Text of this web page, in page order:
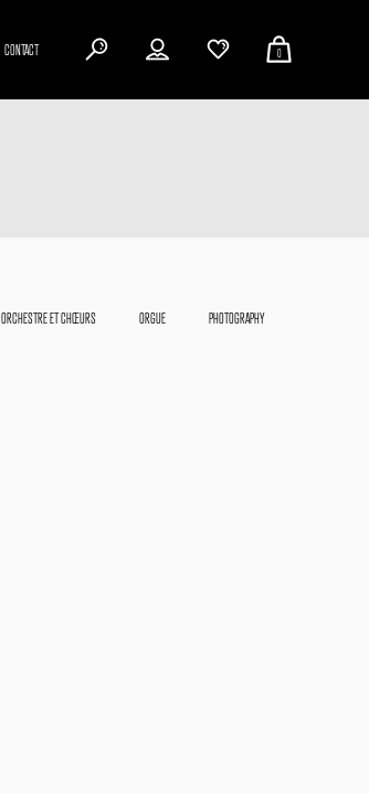
CONTACT 0
ORCHESTRE ET CHŒURS ORGUE PHOTOGRAPHY